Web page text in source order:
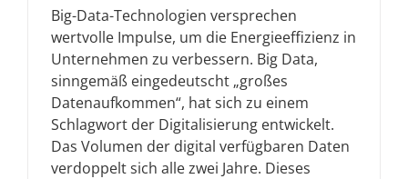
Big-Data-Technologien versprechen
wertvolle Impulse, um die Energieeffizienz in
Unternehmen zu verbessern. Big Data,
sinngemäß eingedeutscht „großes
Datenaufkommen“, hat sich zu einem
Schlagwort der Digitalisierung entwickelt.
Das Volumen der digital verfügbaren Daten
verdoppelt sich alle zwei Jahre. Dieses